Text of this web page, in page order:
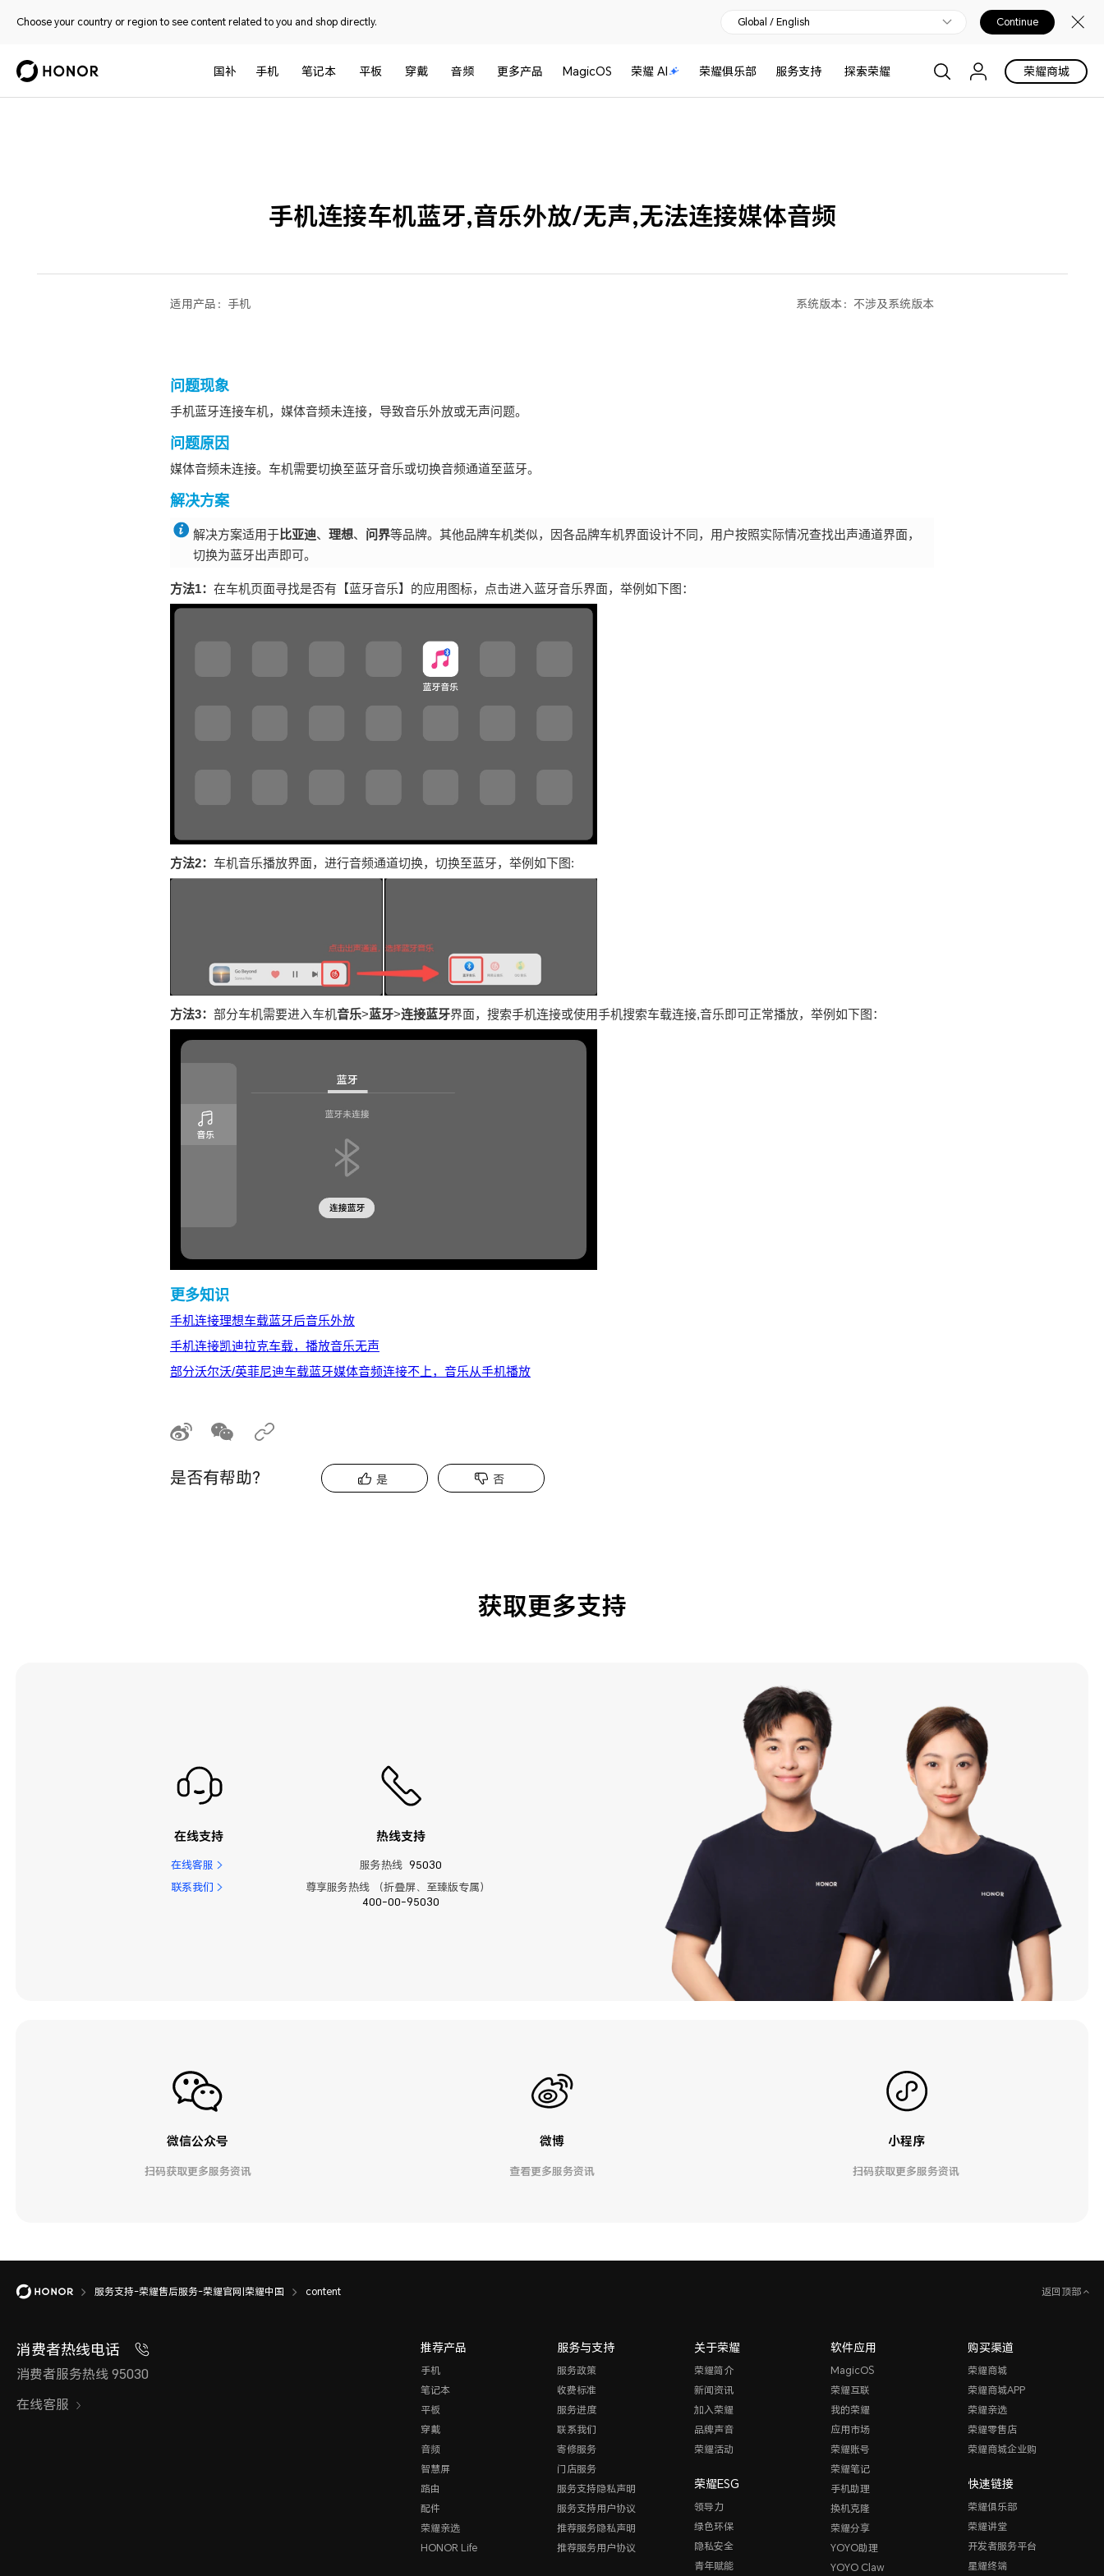
Choose your country or region to see content related to you and shop directly. Global / English Continue
国补 手机 笔记本 平板 穿戴 音频 更多产品 MagicOS 荣耀 AI 荣耀俱乐部 服务支持 探索荣耀 荣耀商城
手机连接车机蓝牙,音乐外放/无声,无法连接媒体音频
适用产品： 手机 系统版本： 不涉及系统版本
问题现象
手机蓝牙连接车机，媒体音频未连接，导致音乐外放或无声问题。
问题原因
媒体音频未连接。车机需要切换至蓝牙音乐或切换音频通道至蓝牙。
解决方案
解决方案适用于比亚迪、 理想、 问界等品牌。其他品牌车机类似，因各品牌车机界面设计不同，用户按照实际情况查找出声通道界面，
切换为蓝牙出声即可。
方法1： 在车机页面寻找是否有【蓝牙音乐】的应用图标，点击进入蓝牙音乐界面，举例如下图：
方法2： 车机音乐播放界面，进行音频通道切换，切换至蓝牙，举例如下图:
方法3： 部分车机需要进入车机音乐>蓝牙>连接蓝牙界面，搜索手机连接或使用手机搜索车载连接,音乐即可正常播放，举例如下图：
更多知识
手机连接理想车载蓝牙后音乐外放
手机连接凯迪拉克车载，播放音乐无声
部分沃尔沃/英菲尼迪车载蓝牙媒体音频连接不上，音乐从手机播放
是否有帮助？ 是 否
获取更多支持
在线支持
在线客服
联系我们
热线支持
服务热线 95030
尊享服务热线 （折叠屏、至臻版专属）
400-00-95030
微信公众号
扫码获取更多服务资讯
微博
查看更多服务资讯
小程序
扫码获取更多服务资讯
服务支持-荣耀售后服务-荣耀官网|荣耀中国 content 返回顶部
消费者热线电话
消费者服务热线 95030
在线客服
推荐产品
手机
笔记本
平板
穿戴
音频
智慧屏
路由
配件
荣耀亲选
HONOR Life
服务与支持
服务政策
收费标准
服务进度
联系我们
寄修服务
门店服务
服务支持隐私声明
服务支持用户协议
推荐服务隐私声明
推荐服务用户协议
关于荣耀
荣耀简介
新闻资讯
加入荣耀
品牌声音
荣耀活动
荣耀ESG
领导力
绿色环保
隐私安全
青年赋能
软件应用
MagicOS
荣耀互联
我的荣耀
应用市场
荣耀账号
荣耀笔记
手机助理
换机克隆
荣耀分享
YOYO助理
YOYO Claw
购买渠道
荣耀商城
荣耀商城APP
荣耀亲选
荣耀零售店
荣耀商城企业购
快速链接
荣耀俱乐部
荣耀讲堂
开发者服务平台
星耀终端